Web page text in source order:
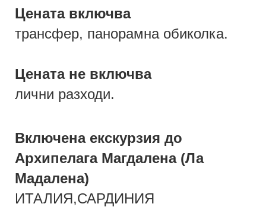
Цената включва
трансфер, панорамна обиколка.
Цената не включва
лични разходи.
Включена екскурзия до
Архипелага Магдалена (Ла
Мадалена)
ИТАЛИЯ,САРДИНИЯ